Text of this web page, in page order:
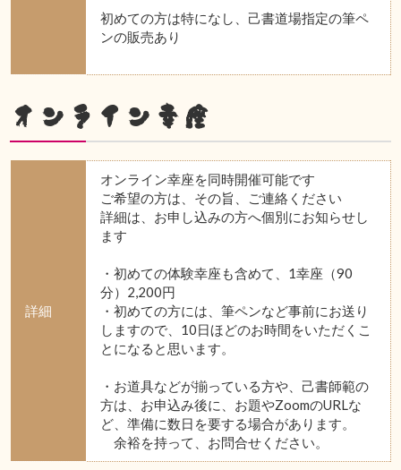
初めての方は特になし、己書道場指定の筆ペ
ンの販売あり
オンライン幸座
詳細
オンライン幸座を同時開催可能です
ご希望の方は、その旨、ご連絡ください
詳細は、お申し込みの方へ個別にお知らせし
ます
・初めての体験幸座も含めて、1幸座（90
分）2,200円
・初めての方には、筆ペンなど事前にお送り
しますので、10日ほどのお時間をいただくこ
とになると思います。
・お道具などが揃っている方や、己書師範の
方は、お申込み後に、お題やZoomのURLな
ど、準備に数日を要する場合があります。
余裕を持って、お問合せください。